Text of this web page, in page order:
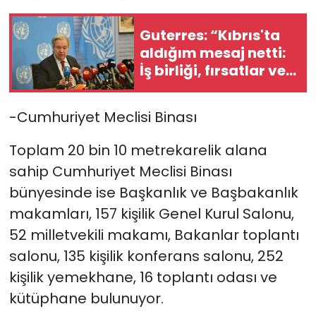
Guterres: “Kıbrıs'ta
aldığım mesaj netti:
İş birliği, fırsatlar ve
barışla şekillenen bir
-Cumhuriyet Meclisi Binası
Toplam 20 bin 10 metrekarelik alana
sahip Cumhuriyet Meclisi Binası
bünyesinde ise Başkanlık ve Başbakanlık
makamları, 157 kişilik Genel Kurul Salonu,
52 milletvekili makamı, Bakanlar toplantı
salonu, 135 kişilik konferans salonu, 252
kişilik yemekhane, 16 toplantı odası ve
kütüphane bulunuyor.